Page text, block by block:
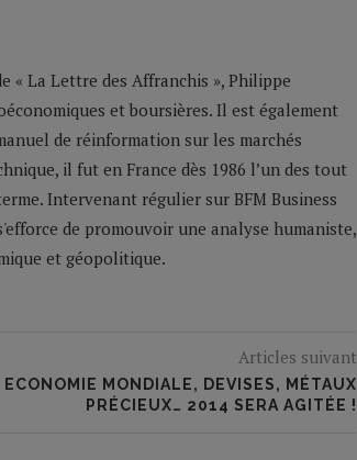
« La Lettre des Affranchis », Philippe
et boursières. Il est également
de réinformation sur les marchés
il fut en France dès 1986 l’un des tout
Intervenant régulier sur BFM Business
de promouvoir une analyse humaniste,
et géopolitique.
Articles suivant
ECONOMIE MONDIALE, DEVISES, MÉTAUX
PRÉCIEUX… 2014 SERA AGITÉE !